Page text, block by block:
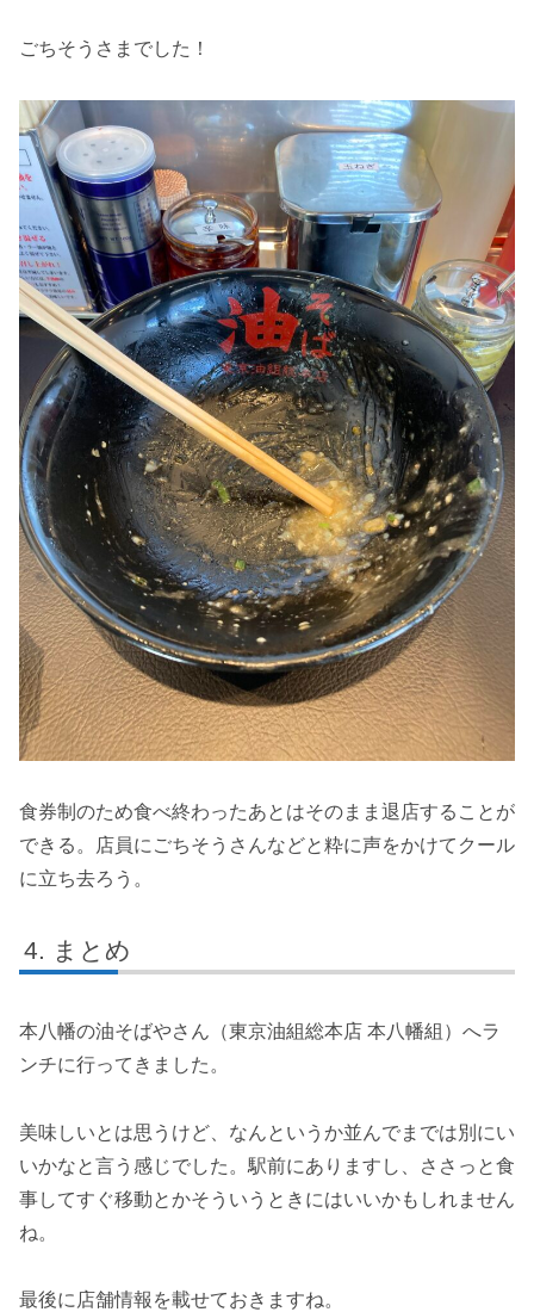
ごちそうさまでした！
食券制のため食べ終わったあとはそのまま退店することが
できる。店員にごちそうさんなどと粋に声をかけてクール
に立ち去ろう。
まとめ
本八幡の油そばやさん（東京油組総本店 本八幡組）へラ
ンチに行ってきました。
美味しいとは思うけど、なんというか並んでまでは別にい
いかなと言う感じでした。駅前にありますし、ささっと食
事してすぐ移動とかそういうときにはいいかもしれません
ね。
最後に店舗情報を載せておきますね。